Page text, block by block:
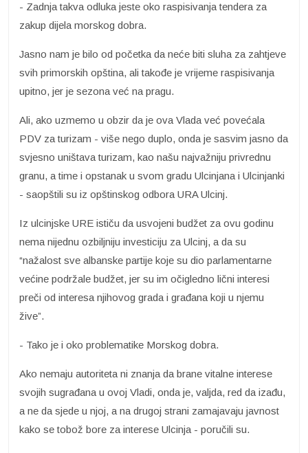
- Zadnja takva odluka jeste oko raspisivanja tendera za
zakup dijela morskog dobra.
Jasno nam je bilo od početka da neće biti sluha za zahtjeve
svih primorskih opština, ali takođe je vrijeme raspisivanja
upitno, jer je sezona već na pragu.
Ali, ako uzmemo u obzir da je ova Vlada već povećala
PDV za turizam - više nego duplo, onda je sasvim jasno da
svjesno uništava turizam, kao našu najvažniju privrednu
granu, a time i opstanak u svom gradu Ulcinjana i Ulcinjanki
- saopštili su iz opštinskog odbora URA Ulcinj.
Iz ulcinjske URE ističu da usvojeni budžet za ovu godinu
nema nijednu ozbiljniju investiciju za Ulcinj, a da su
“nažalost sve albanske partije koje su dio parlamentarne
većine podržale budžet, jer su im očigledno lični interesi
preči od interesa njihovog grada i građana koji u njemu
žive”.
- Tako je i oko problematike Morskog dobra.
Ako nemaju autoriteta ni znanja da brane vitalne interese
svojih sugrađana u ovoj Vladi, onda je, valjda, red da izađu,
a ne da sjede u njoj, a na drugoj strani zamajavaju javnost
kako se tobož bore za interese Ulcinja - poručili su.